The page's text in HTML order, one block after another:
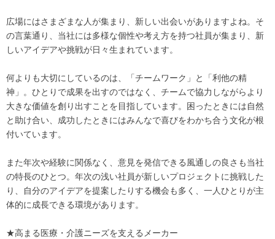
広場にはさまざまな人が集まり、新しい出会いがありますよね。そ
の言葉通り、当社には多様な個性や考え方を持つ社員が集まり、新
しいアイデアや挑戦が日々生まれています。
何よりも大切にしているのは、「チームワーク」と「利他の精
神」。ひとりで成果を出すのではなく、チームで協力しながらより
大きな価値を創り出すことを目指しています。困ったときには自然
と助け合い、成功したときにはみんなで喜びをわかち合う文化が根
付いています。
また年次や経験に関係なく、意見を発信できる風通しの良さも当社
の特長のひとつ。年次の浅い社員が新しいプロジェクトに挑戦した
り、自分のアイデアを提案したりする機会も多く、一人ひとりが主
体的に成長できる環境があります。
★高まる医療・介護ニーズを支えるメーカー